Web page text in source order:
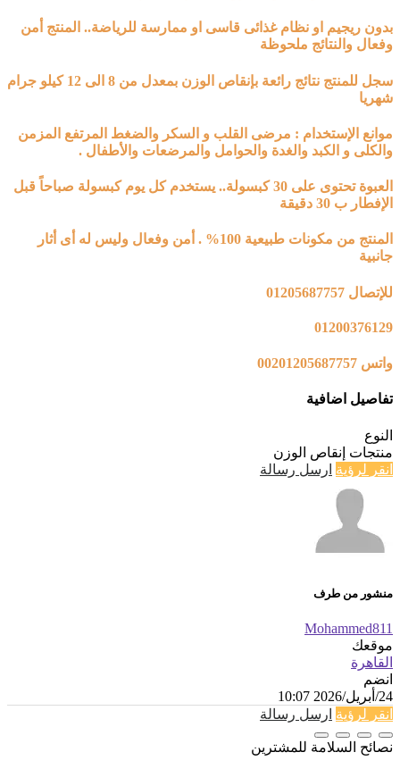
بدون ريجيم او نظام غذائى قاسى او ممارسة للرياضة.. المنتج أمن
وفعال والنتائج ملحوظة
سجل للمنتج نتائج رائعة بإنقاص الوزن بمعدل من 8 الى 12 كيلو جرام
شهريا
موانع الإستخدام : مرضى القلب و السكر والضغط المرتفع المزمن
والكلى و الكبد والغدة والحوامل والمرضعات والأطفال .
العبوة تحتوى على 30 كبسولة.. يستخدم كل يوم كبسولة صباحاً قبل
الإفطار ب 30 دقيقة
المنتج من مكونات طبيعية 100% . أمن وفعال وليس له أى أثار
جانبية
للإتصال 01205687757
01200376129
واتس 00201205687757
تفاصيل اضافية
النوع
منتجات إنقاص الوزن
انقر لرؤية ارسل رسالة
منشور من طرف
Mohammed811
موقعك
القاهرة
انضم
24/أبريل/2026 10:07
انقر لرؤية ارسل رسالة
نصائح السلامة للمشترين